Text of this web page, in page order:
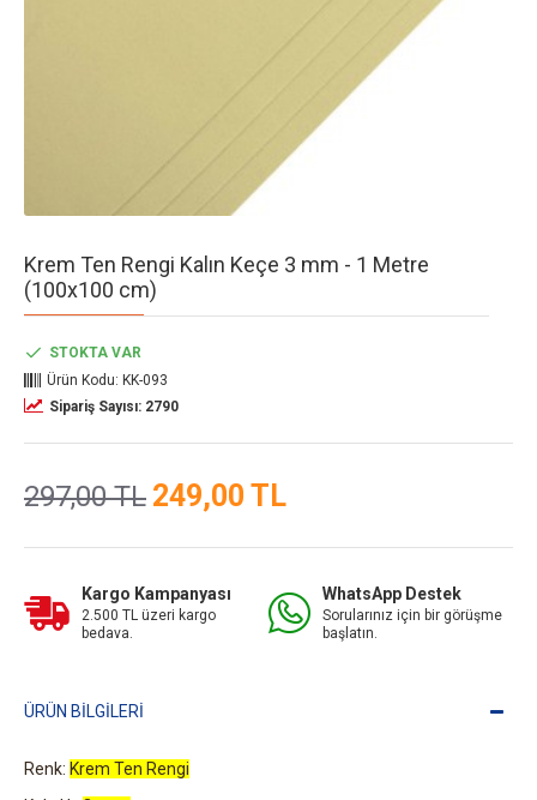
Krem Ten Rengi Kalın Keçe 3 mm - 1 Metre
(100x100 cm)
249,00 TL
297,00 TL
STOKTA VAR
Ürün Kodu: KK-093
Sipariş Sayısı: 2790
Kargo Kampanyası
2.500 TL üzeri kargo
bedava.
WhatsApp Destek
Sorularınız için bir görüşme
başlatın.
ÜRÜN BILGILERI
Renk: Krem Ten Rengi